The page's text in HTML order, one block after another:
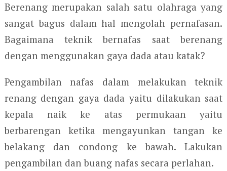
Berenang merupakan salah satu olahraga yang
sangat bagus dalam hal mengolah pernafasan.
Bagaimana teknik bernafas saat berenang
dengan menggunakan gaya dada atau katak?
Pengambilan nafas dalam melakukan teknik
renang dengan gaya dada yaitu dilakukan saat
kepala naik ke atas permukaan yaitu
berbarengan ketika mengayunkan tangan ke
belakang dan condong ke bawah. Lakukan
pengambilan dan buang nafas secara perlahan.